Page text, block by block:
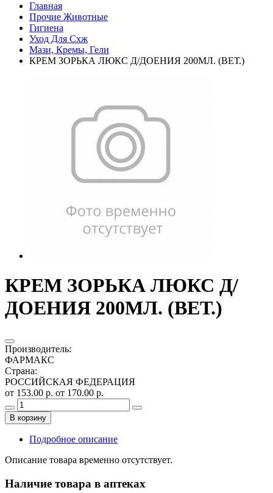
Главная
Прочие Животные
Гигиена
Уход Для Схж
Мази, Кремы, Гели
КРЕМ ЗОРЬКА ЛЮКС Д/ДОЕНИЯ 200МЛ. (ВЕТ.)
КРЕМ ЗОРЬКА ЛЮКС Д/
ДОЕНИЯ 200МЛ. (ВЕТ.)
Производитель:
ФАРМАКС
Страна:
РОССИЙСКАЯ ФЕДЕРАЦИЯ
от 153.00 р. от 170.00 р.
В корзину
Подробное описание
Описание товара временно отсутствует.
Наличие товара в аптеках